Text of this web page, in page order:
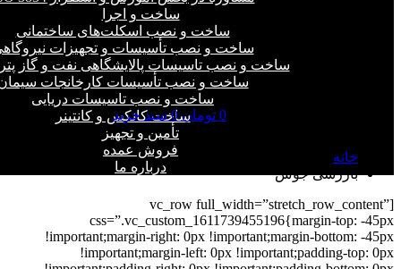
ساخت و اجرا
ساخت و نصب اسکلت‌های ساختمانی
ساخت و نصب تأسیسات و تجهیزات
ساخت و نصب تاسیسات پالایشگاهی نفت و گاز
ساخت و نصب تأسیسات کارخانجات
ساخت و نصب تاسیسات دریایی
ساخت کانکس و کانتینر
تأمین و تجهیز
فروش عمده
درباره ما
0 تومان 0 سبد خرید
خانه
بازرسی جوش
[vc_row full_width=”stretch_row_content”
css=”.vc_custom_1611739455196{margin-top: -45px
!important;margin-right: 0px !important;margin-bottom: -45px
!important;margin-left: 0px !important;padding-top: 0px